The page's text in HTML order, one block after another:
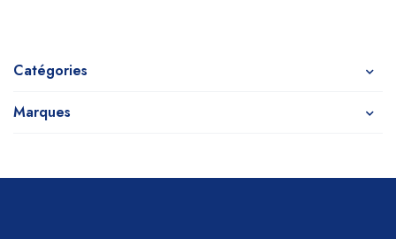
Catégories
Marques